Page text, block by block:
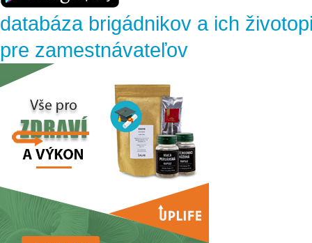
databáza brigádnikov a ich
pre zamestnávateľov